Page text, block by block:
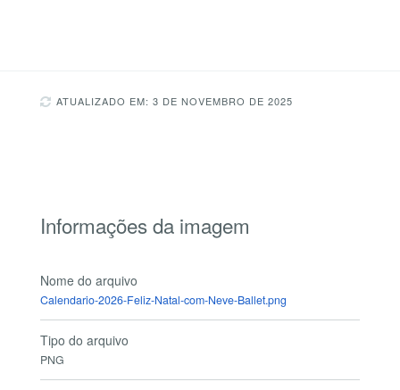
ATUALIZADO EM: 3 DE NOVEMBRO DE 2025
Informações da imagem
Nome do arquivo
Calendario-2026-Feliz-Natal-com-Neve-Ballet.png
Tipo do arquivo
PNG